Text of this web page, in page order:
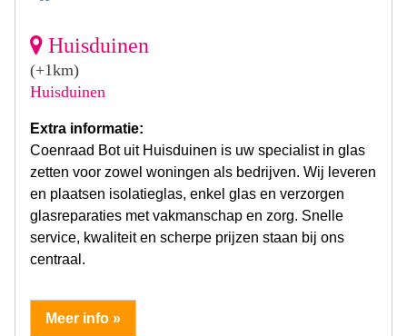
Huisduinen
(+1km)
Huisduinen
Extra informatie:
Coenraad Bot uit Huisduinen is uw specialist in glas
zetten voor zowel woningen als bedrijven. Wij leveren
en plaatsen isolatieglas, enkel glas en verzorgen
glasreparaties met vakmanschap en zorg. Snelle
service, kwaliteit en scherpe prijzen staan bij ons
centraal.
Meer info »